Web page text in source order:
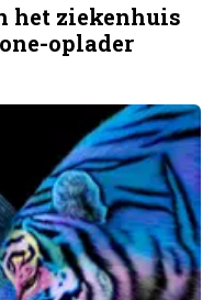
het ziekenhuis
oplader